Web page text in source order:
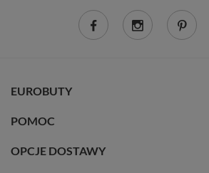
EUROBUTY
POMOC
OPCJE DOSTAWY